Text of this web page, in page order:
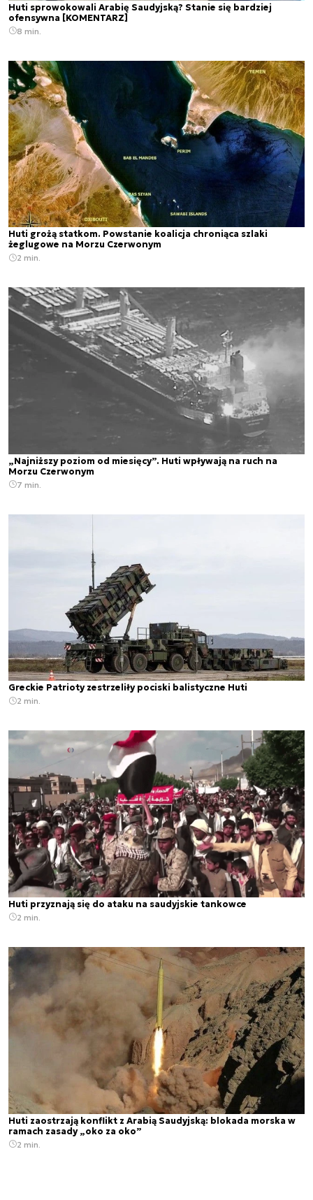
Huti sprowokowali Arabię Saudyjską? Stanie się bardziej
ofensywna [KOMENTARZ]
8 min.
Huti grożą statkom. Powstanie koalicja chroniąca szlaki
żeglugowe na Morzu Czerwonym
2 min.
„Najniższy poziom od miesięcy”. Huti wpływają na ruch na
Morzu Czerwonym
7 min.
Greckie Patrioty zestrzeliły pociski balistyczne Huti
2 min.
Huti przyznają się do ataku na saudyjskie tankowce
2 min.
Huti zaostrzają konflikt z Arabią Saudyjską: blokada morska w
ramach zasady „oko za oko”
2 min.